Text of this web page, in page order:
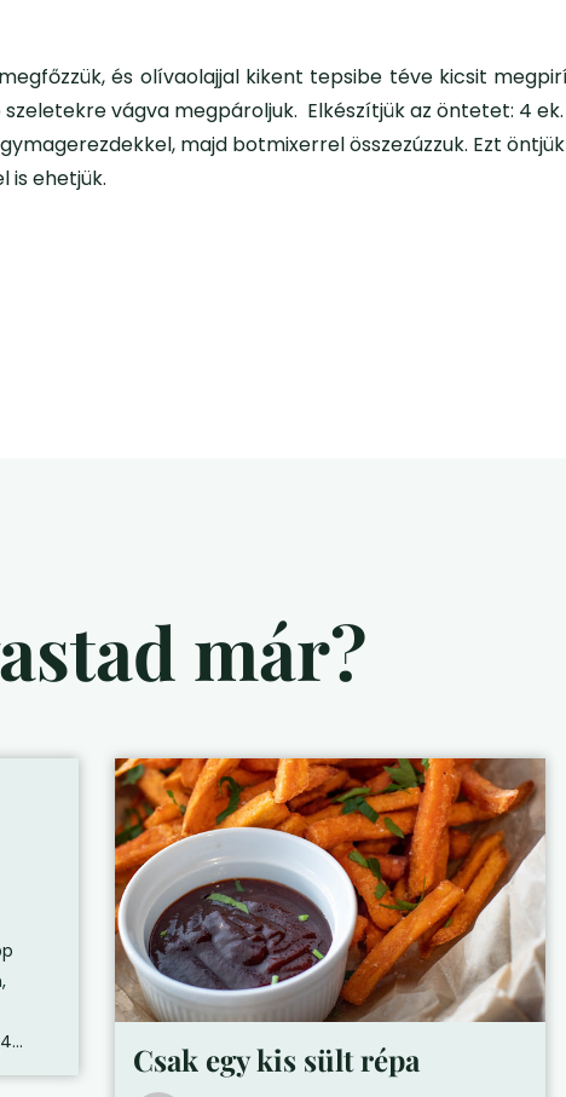
és olívaolajjal kikent tepsibe téve kicsit
vágva megpároljuk. Elkészítjük az öntetet: 4
majd botmixerrel összezúzzuk. Ezt
is ehetjük.
már?
Csak egy kis sült répa